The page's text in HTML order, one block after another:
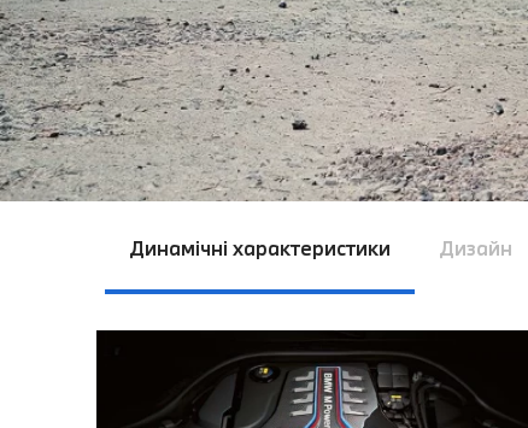
Динамічні характеристики Дизайн